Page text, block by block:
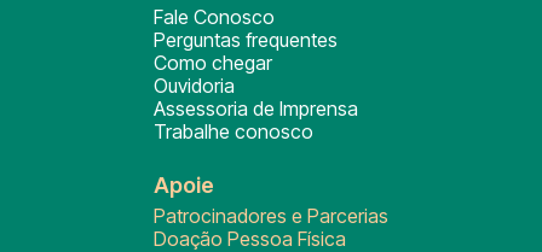
Fale Conosco
Perguntas frequentes
Como chegar
Ouvidoria
Assessoria de Imprensa
Trabalhe conosco
Apoie
Patrocinadores e Parcerias
Doação Pessoa Física